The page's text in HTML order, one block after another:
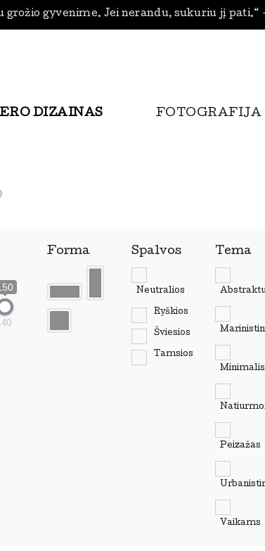
grožio gyvenime. Jei nerandu, sukuriu jį
DIZAINAS FOTOGRAFIJA
Forma Spalvos
Neutralios
Ryškios
Šviesios
Tamsios
Tema
Peizažas
Vaikams